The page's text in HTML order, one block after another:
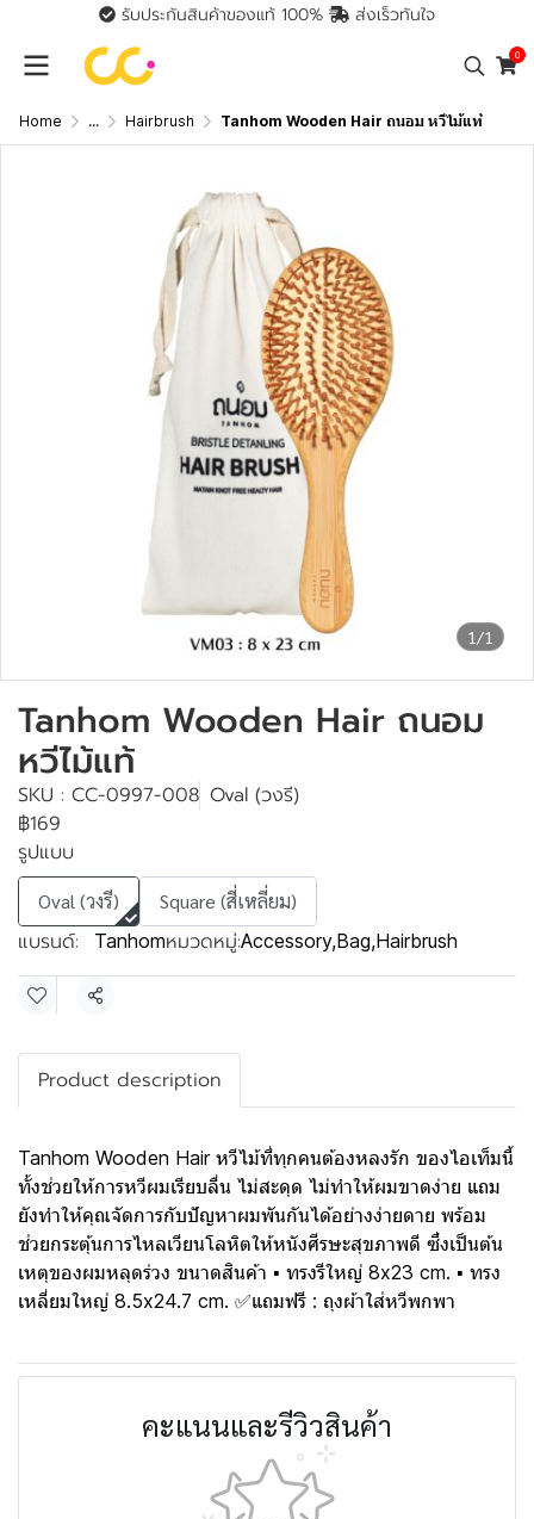
รับประกันสินค้าของแท้ 100% ส่งเร็วทันใจ
0
Home ... Hairbrush Tanhom Wooden Hair ถนอม หวีไม้แท้
1/1
Tanhom Wooden Hair ถนอม
หวีไม้แท้
SKU : CC-0997-008 Oval (วงรี)
฿169
รูปแบบ
Oval (วงรี) Square (สี่เหลี่ยม)
แบรนด์: Tanhomหมวดหมู่:Accessory,Bag,Hairbrush
แชร์
Product description
Tanhom Wooden Hair หวีไม้ที่ทุกคนต้องหลงรัก ของไอเท็มนี้
ทั้งช่วยให้การหวีผมเรียบลื่น ไม่สะดุด ไม่ทำให้ผมขาดง่าย แถม
ยังทำให้คุณจัดการกับปัญหาผมพันกันได้อย่างง่ายดาย พร้อม
ช่วยกระตุ้นการไหลเวียนโลหิตให้หนังศีรษะสุขภาพดี ซึ่งเป็นต้น
เหตุของผมหลุดร่วง ขนาดสินค้า ▪ ทรงรีใหญ่ 8x23 cm. ▪ ทรง
เหลี่ยมใหญ่ 8.5x24.7 cm. ✅แถมฟรี : ถุงผ้าใส่หวีพกพา
คะแนนและรีวิวสินค้า